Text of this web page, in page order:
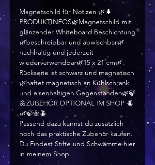
Magnetschild für Notizen 🌿🌲
PRODUKTINFOS🌿Magnetschild mit
glänzender Whiteboard Beschichtung
🌿beschreibbar und abwischbar🌿
nachhaltig und jederzeit
wiederverwendbar🌿15 x 21 cm🌿
Rückseite ist schwarz und magnetisch
🌿haftet magnetisch an Kühlschrank
und eisenhaltigen Gegenständen🌿🍃
🌼ZUBEHÖR OPTIONAL IM SHOP 🪲
🌿🍃🌼🪲
Passend dazu kannst du zusätzlich
noch das praktische Zubehör kaufen.
Du Findest Stifte und Schwämme hier
in meinem Shop